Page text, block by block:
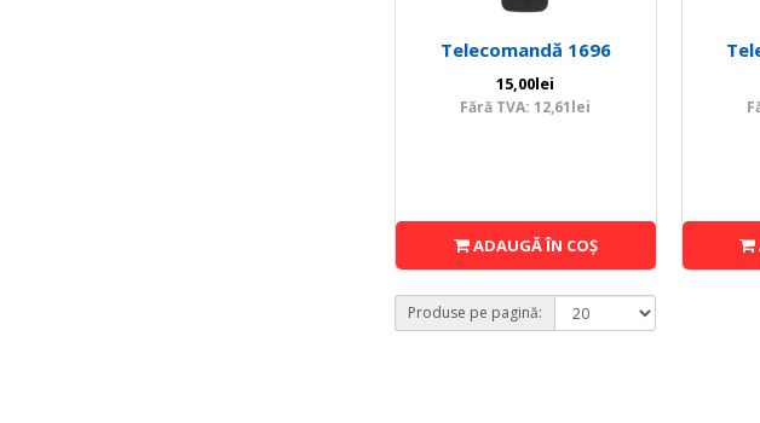
Telecomandă 1696
15,00lei
Fără TVA: 12,61lei
ADAUGĂ ÎN COŞ
Produse pe pagină: